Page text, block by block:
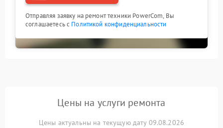
Отправляя заявку на ремонт техники PowerCom, Вы
соглашаетесь с Политикой конфиденциальности
Цены на услуги ремонта
Цены актуальны на текущую дату 09.08.2026